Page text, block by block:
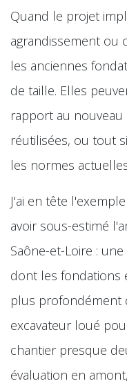
Quand le projet
agrandissement ou
les anciennes
de taille. Elles
rapport au
réutilisées, ou tout
les normes
J'ai en tête
avoir sous-estimé
Saône-et-Loire :
dont les fondations
plus profondément
excavateur loué
chantier presque
évaluation en